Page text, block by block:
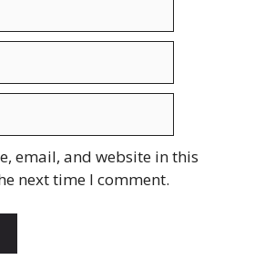
email, and website in this
next time I comment.